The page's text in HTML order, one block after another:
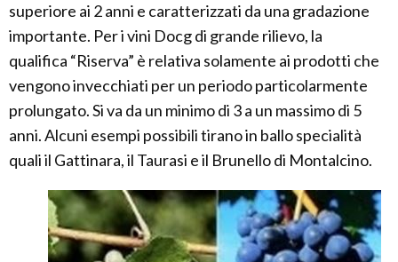
superiore ai 2 anni e caratterizzati da una gradazione
importante. Per i vini Docg di grande rilievo, la
qualifica “Riserva” è relativa solamente ai prodotti che
vengono invecchiati per un periodo particolarmente
prolungato. Si va da un minimo di 3 a un massimo di 5
anni. Alcuni esempi possibili tirano in ballo specialità
quali il Gattinara, il Taurasi e il Brunello di Montalcino.